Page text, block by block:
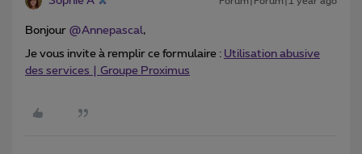
Bonjour ​ @Annepascal,
Je vous invite à remplir ce formulaire : Utilisation abusive
des services | Groupe Proximus